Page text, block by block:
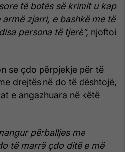
të botës së krimit u kap
armë zjarri, e bashkë me të
persona të tjerë”, njoftoi
se çdo përpjekje për të
drejtësinë do të dështojë,
e angazhuara në këtë
përballjes me
të marrë çdo ditë e më